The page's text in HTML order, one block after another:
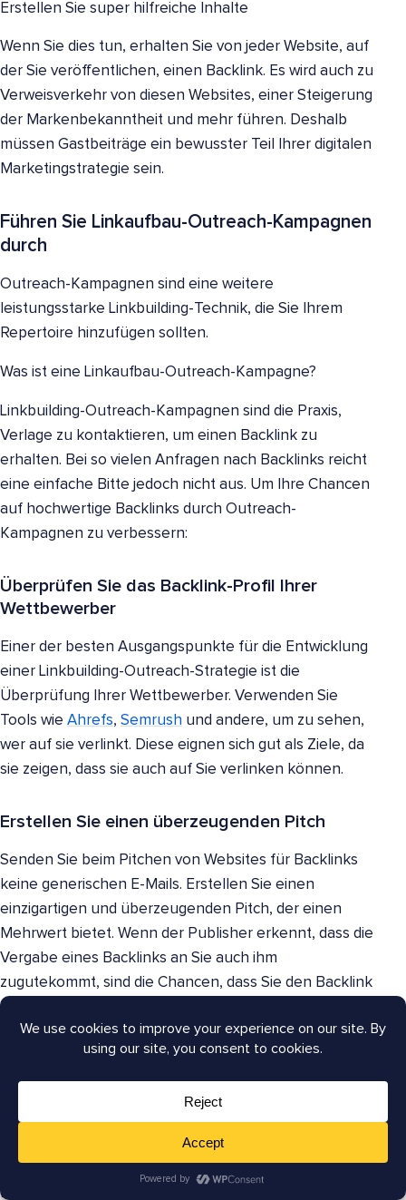
Erstellen Sie super hilfreiche Inhalte
Wenn Sie dies tun, erhalten Sie von jeder Website, auf
der Sie veröffentlichen, einen Backlink. Es wird auch zu
Verweisverkehr von diesen Websites, einer Steigerung
der Markenbekanntheit und mehr führen. Deshalb
müssen Gastbeiträge ein bewusster Teil Ihrer digitalen
Marketingstrategie sein.
Führen Sie Linkaufbau-Outreach-Kampagnen
durch
Outreach-Kampagnen sind eine weitere
leistungsstarke Linkbuilding-Technik, die Sie Ihrem
Repertoire hinzufügen sollten.
Was ist eine Linkaufbau-Outreach-Kampagne?
Linkbuilding-Outreach-Kampagnen sind die Praxis,
Verlage zu kontaktieren, um einen Backlink zu
erhalten. Bei so vielen Anfragen nach Backlinks reicht
eine einfache Bitte jedoch nicht aus. Um Ihre Chancen
auf hochwertige Backlinks durch Outreach-
Kampagnen zu verbessern:
Überprüfen Sie das Backlink-Profil Ihrer
Wettbewerber
Einer der besten Ausgangspunkte für die Entwicklung
einer Linkbuilding-Outreach-Strategie ist die
Überprüfung Ihrer Wettbewerber. Verwenden Sie
Tools wie Ahrefs, Semrush und andere, um zu sehen,
wer auf sie verlinkt. Diese eignen sich gut als Ziele, da
sie zeigen, dass sie auch auf Sie verlinken können.
Erstellen Sie einen überzeugenden Pitch
Senden Sie beim Pitchen von Websites für Backlinks
keine generischen E-Mails. Erstellen Sie einen
einzigartigen und überzeugenden Pitch, der einen
Mehrwert bietet. Wenn der Publisher erkennt, dass die
Vergabe eines Backlinks an Sie auch ihm
zugutekommt, sind die Chancen, dass Sie den Backlink
erhalten, höher.
Denken Sie auch daran, jeden Pitch für den Empfänger
eine Vorlage verwenden, nehmen Sie sich Zeit, diese
auf die von Ihnen anvisierte Website zuzuschneiden.
Sie müssen jede Website, jede Kontaktperson und
bewerkstelligen. Dies hilft, alles von der Betreffzeile